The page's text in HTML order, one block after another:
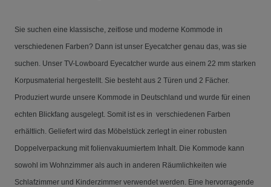
Sie suchen eine klassische, zeitlose und moderne Kommode in
verschiedenen Farben? Dann ist unser Eyecatcher genau das, was sie
suchen. Unser TV-Lowboard Eyecatcher wurde aus einem 22 mm starken
Korpusmaterial hergestellt. Sie besteht aus 2 Türen und 2 Fächer.
Produziert wurde unsere Kommode in Deutschland und wurde für einen
echten Blickfang ausgelegt. Somit ist es in verschiedenen Farben
erhältlich. Geliefert wird das Möbelstück zerlegt in einer robusten
Doppelverpackung mit folienvakuumiertem Inhalt. Die Kommode kann
sowohl im Wohnzimmer als auch in anderen Räumlichkeiten wie
Schlafzimmer und Kinderzimmer verwendet werden. Eine hervorragende